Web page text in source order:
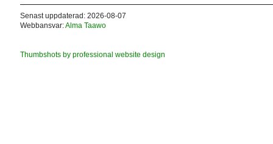
Senast uppdaterad: 2026-08-07
Webbansvar:Alma Taawo
Thumbshots by professional website design